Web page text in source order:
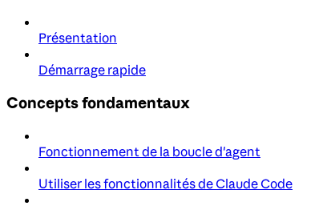
Présentation
Démarrage rapide
Concepts fondamentaux
Fonctionnement de la boucle d'agent
Utiliser les fonctionnalités de Claude Code